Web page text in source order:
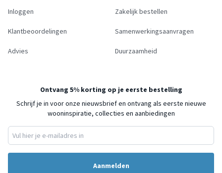
Inloggen
Klantbeoordelingen
Advies
Zakelijk bestellen
Samenwerkingsaanvragen
Duurzaamheid
Ontvang 5% korting op je eerste bestelling
Schrijf je in voor onze nieuwsbrief en ontvang als eerste nieuwe
wooninspiratie, collecties en aanbiedingen
Aanmelden